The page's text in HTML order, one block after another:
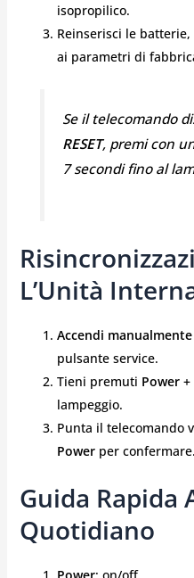
isopropilico.
Reinserisci le
ai parametri di
Se il telecomando
RESET, premi con
7 secondi fino al
L’Unità
Accendi manualmente
pulsante service.
Tieni premuti Power
lampeggio.
Punta il telecomando
Powerper confermare.
Guida Rapida
Quotidiano